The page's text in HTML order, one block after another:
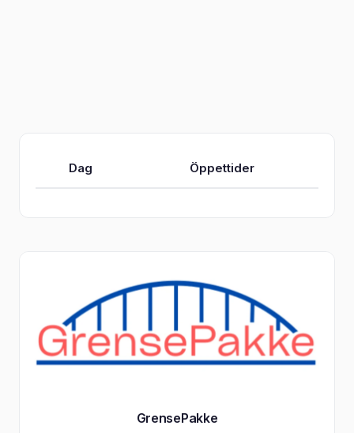
Dag Öppettider
GrensePakke